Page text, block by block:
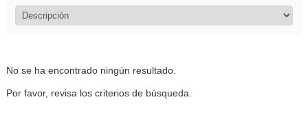
No se ha encontrado ningún resultado.
Por favor, revisa los criterios de búsqueda.